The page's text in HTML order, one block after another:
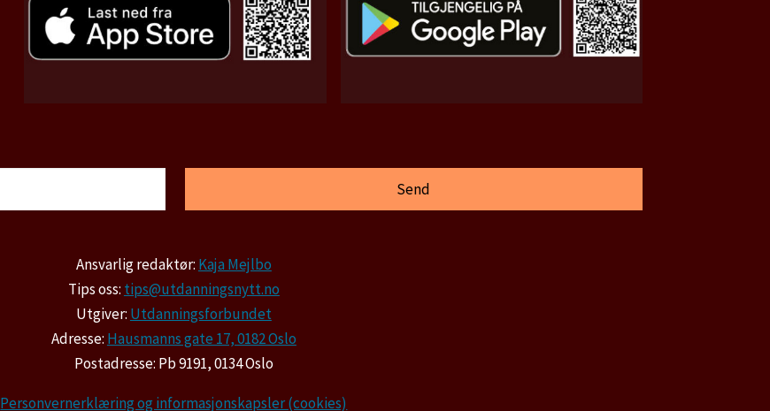
Ansvarlig redaktør: Kaja Mejlbo
Tips oss: tips@utdanningsnytt.no
Utgiver: Utdanningsforbundet
Adresse: Hausmanns gate 17, 0182 Oslo
Postadresse: Pb 9191, 0134 Oslo
Personvernerklæring og informasjonskapsler (cookies)